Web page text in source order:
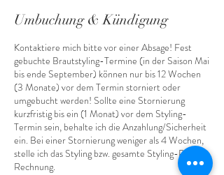
Umbuchung & Kündigung
Kontaktiere mich bitte vor einer Absage! Fest
gebuchte Brautstyling-Termine (in der Saison Mai
bis ende September) können nur bis 12 Wochen
(3 Monate) vor dem Termin storniert oder
umgebucht werden! Sollte eine Stornierung
kurzfristig bis ein (1 Monat) vor dem Styling-
Termin sein, behalte ich die Anzahlung/Sicherheit
ein. Bei einer Stornierung weniger als 4 Wochen,
stelle ich das Styling bzw. gesamte Styling-Paket in
Rechnung.